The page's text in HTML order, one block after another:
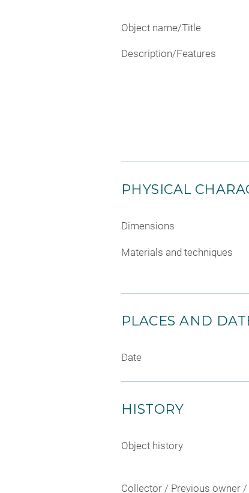
Object name/Title
Description/Features
PHYSICAL
Dimensions
Materials and techniques
PLACES AND
Date
HISTORY
Object history
Collector / Previous owner /